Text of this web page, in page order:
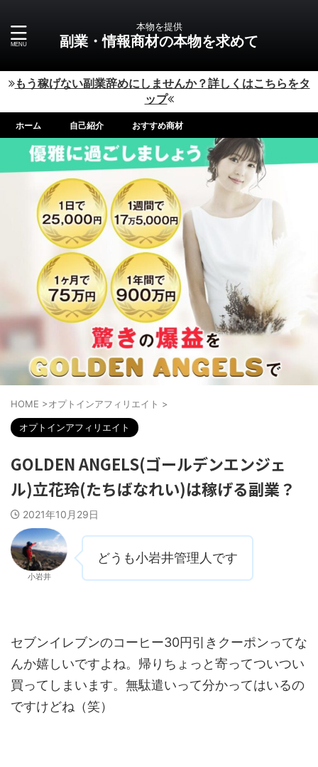
本物を提供
副業・情報商材の本物を求めて
もう稼げない副業辞めにしませんか？詳しくはこちらをタ
ップ
ホーム 自己紹介 おすすめ商材
HOME >オプトインアフィリエイト >
オプトインアフィリエイト
GOLDEN ANGELS(ゴールデンエンジェ
ル)立花玲(たちばなれい)は稼げる副業？
2021年10月29日
小岩井
どうも小岩井管理人です
セブンイレブンのコーヒー30円引きクーポンってな
んか嬉しいですよね。帰りちょっと寄ってついつい
買ってしまいます。無駄遣いって分かってはいるの
ですけどね（笑）